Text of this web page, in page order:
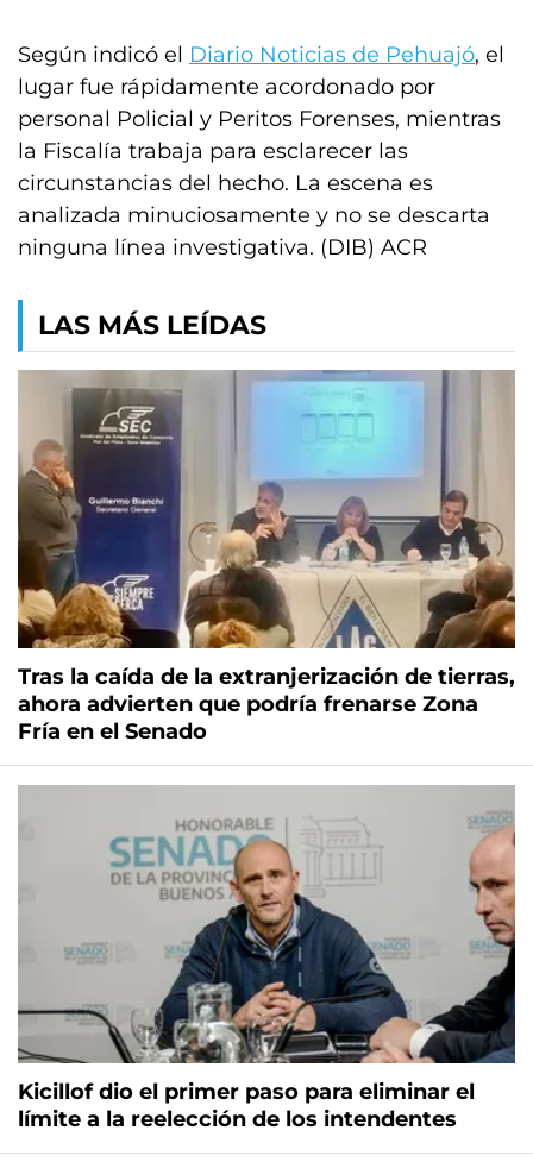
Según indicó el Diario Noticias de Pehuajó, el
lugar fue rápidamente acordonado por
personal Policial y Peritos Forenses, mientras
la Fiscalía trabaja para esclarecer las
circunstancias del hecho. La escena es
analizada minuciosamente y no se descarta
ninguna línea investigativa. (DIB) ACR
LAS MÁS LEÍDAS
Tras la caída de la extranjerización de tierras,
ahora advierten que podría frenarse Zona
Fría en el Senado
Kicillof dio el primer paso para eliminar el
límite a la reelección de los intendentes